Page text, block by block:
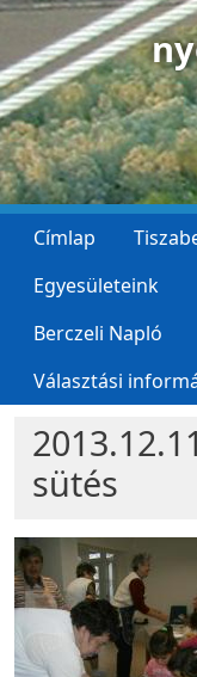
Címlap
Egyesületeink
Berczeli Napló
Választási
sütés